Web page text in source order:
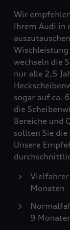
Wir
Ihrem Audi in
wechseln die
nur alle 2,5
sogar auf ca.
die
Bereiche und
sollten Sie die
Unsere
Monaten
9